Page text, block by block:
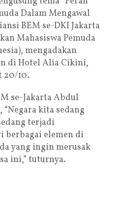
Dalam Mengawal
BEM se-DKI Jakarta
Mahasiswa Pemuda
mengadakan
di Hotel Alia Cikini,
20/10.
se-Jakarta Abdul
kita sedang
terjadi
berbagai elemen di
yang ingin merusak
ini,” tuturnya.